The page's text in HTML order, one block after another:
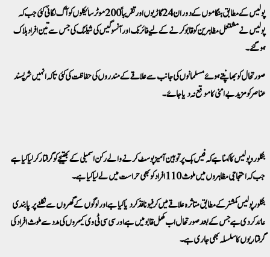
پولیس کے مطابق ہنگاموں کے دوران 24 گاڑیوں اور تقریباً 200 موٹرسائیکلوں کو آگ لگائی گئی جب کہ
پولیس نے مشتعل مظاہرین کو قابو کرنے کے لیے فائرنگ اور آنسو گیس کی شیلنگ کی جس سے تین افراد ہلاک
ہوگئے۔
صورتحال کو بھانپتے ہوئے مسلمانوں کی جانب سے علاقے کے مندروں کی حفاظت کی گئی تاکہ انہیں شر پسند
عناصر کو مزید بے امنی کا موقع نہ دیا جائے۔
بنگلورو پولیس کا کہنا ہےکہ فیس بک پر توہین آمیز پوسٹ کرنے والے رکن اسمبلی کے بھتیجے کو گرفتار کرلیا گیا ہے
جب کہ احتجاجی مظاہروں میں ملوث 110 افراد کو بھی حراست میں لے لیا گیا ہے۔
بنگلور پولیس کمشنر کے مطابق متاثرہ علاقے میں کرفیو نافذ کردیا گیا ہے اور لوگوں کے گھروں سے نکلنے پر پابندی
عائد کردی ہے جس کے بعد صورتحال اب مکمل قابو میں ہے اور سی سی ٹی وی کیمروں کی مدد سے ملوث افراد کی
گرفتاریوں کا سلسلہ بھی جاری ہے۔